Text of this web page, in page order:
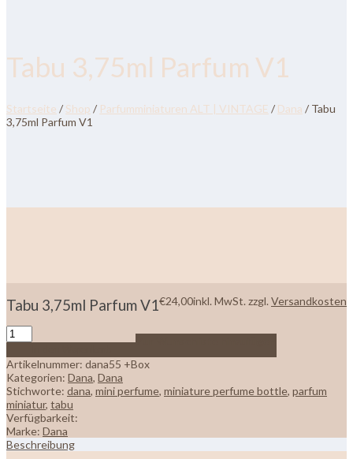
Tabu 3,75ml Parfum V1
Startseite / Shop / Parfumminiaturen ALT | VINTAGE / Dana / Tabu
3,75ml Parfum V1
Tabu 3,75ml Parfum V1€24,00inkl. MwSt. zzgl. Versandkosten
Artikelnummer: dana55 +Box
Kategorien: Dana, Dana
Stichworte: dana, mini perfume, miniature perfume bottle, parfum
miniatur, tabu
Verfügbarkeit:
Marke: Dana
Beschreibung